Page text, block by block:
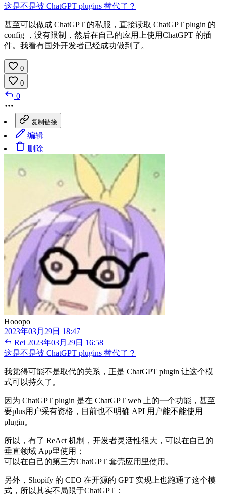
这是不是被 ChatGPT plugins 替代了？
甚至可以做成 ChatGPT 的私服，直接读取 ChatGPT plugin 的
config ，没有限制，然后在自己的应用上使用ChatGPT 的插
件。我看有国外开发者已经成功做到了。
0
0
0
复制链接
编辑
删除
Hooopo
2023年03月29日 18:47
Rei 2023年03月29日 16:58
这是不是被 ChatGPT plugins 替代了？
我觉得可能不是取代的关系，正是 ChatGPT plugin 让这个模
式可以持久了。
因为 ChatGPT plugin 是在 ChatGPT web 上的一个功能，甚至
要plus用户采有资格，目前也不明确 API 用户能不能使用
plugin。
所以，有了 ReAct 机制，开发者灵活性很大，可以在自己的
垂直领域 App里使用；
可以在自己的第三方ChatGPT 套壳应用里使用。
另外，Shopify 的 CEO 在开源的 GPT 实现上也跑通了这个模
式，所以其实不局限于ChatGPT：